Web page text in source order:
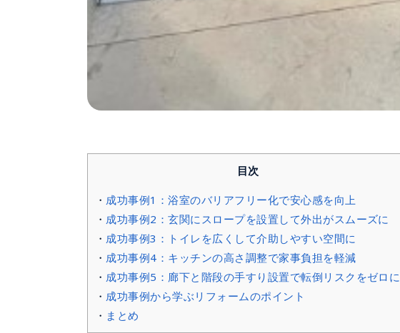
目次
成功事例1：浴室のバリアフリー化で安心感を向上
成功事例2：玄関にスロープを設置して外出がスムーズに
成功事例3：トイレを広くして介助しやすい空間に
成功事例4：キッチンの高さ調整で家事負担を軽減
成功事例5：廊下と階段の手すり設置で転倒リスクをゼロに
成功事例から学ぶリフォームのポイント
まとめ